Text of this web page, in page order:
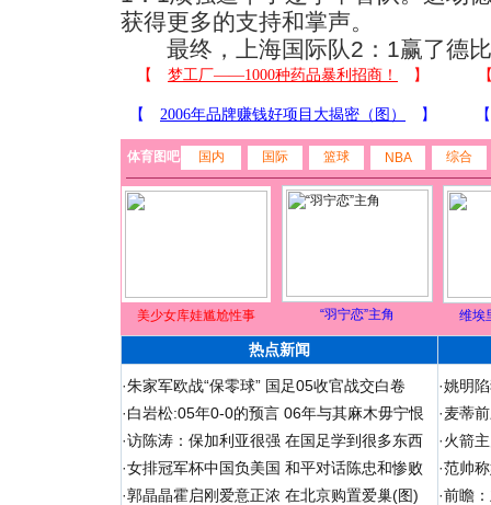
获得更多的支持和掌声。
最终，上海国际队2：1赢了德比
体育图吧 国内 国际 篮球 NBA 综合
美少女库娃尴尬性事 “羽宁恋”主角 维埃
热点新闻
·朱家军欧战“保零球” 国足05收官战交白卷
·白岩松:05年0-0的预言 06年与其麻木毋宁恨
·访陈涛：保加利亚很强 在国足学到很多东西
·女排冠军杯中国负美国 和平对话陈忠和惨败
·郭晶晶霍启刚爱意正浓 在北京购置爱巢(图)
·姚明
·麦蒂
·火箭
·范帅
·前瞻